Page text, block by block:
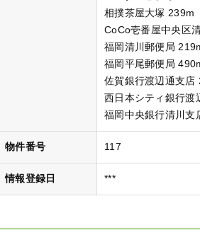
相撲茶屋大塚 239m
CoCo壱番屋中央区
福岡清川郵便局
福岡平尾郵便局
佐賀銀行渡辺通支店
西日本シティ銀行渡
福岡中央銀行清川支
物件番号 117
情報登録日 ***